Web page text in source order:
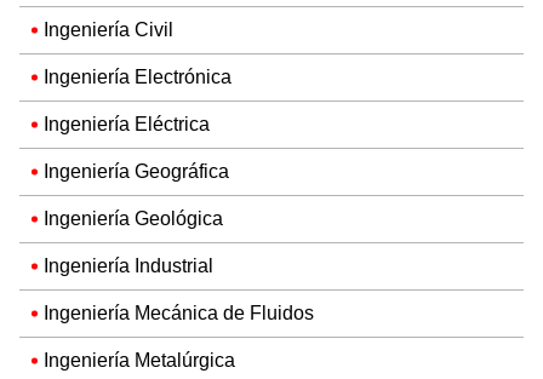
Ingeniería Civil
Ingeniería Electrónica
Ingeniería Eléctrica
Ingeniería Geográfica
Ingeniería Geológica
Ingeniería Industrial
Ingeniería Mecánica de Fluidos
Ingeniería Metalúrgica